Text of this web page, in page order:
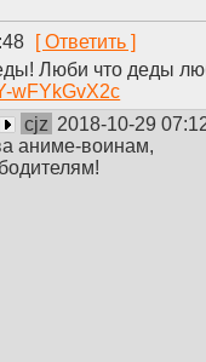
Люби что деды
wFYkGvX2c
cjz 2018-10-29
аниме-воинам,